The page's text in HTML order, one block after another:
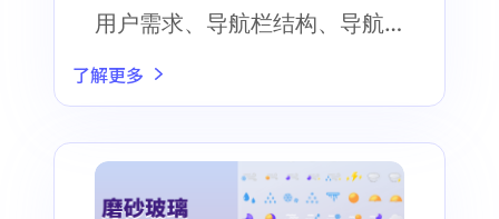
用户需求、导航栏结构、导航
栏标签、导航栏样式以及导航
了解更多